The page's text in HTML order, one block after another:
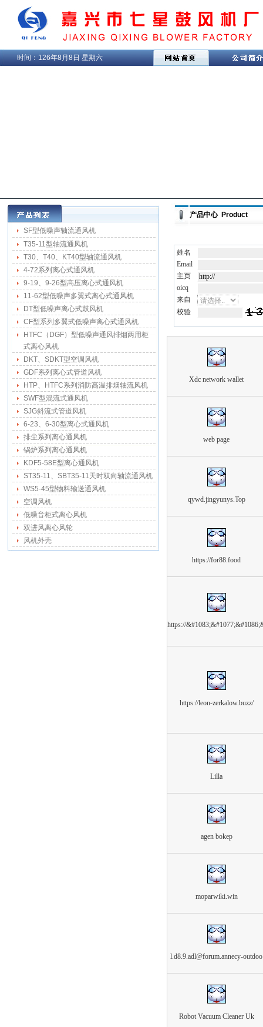
时间： 126年8月8日 星期六
SF型低噪声轴流通风机
T35-11型轴流通风机
T30、T40、KT40型轴流通风机
4-72系列离心式通风机
9-19、9-26型高压离心式通风机
11-62型低噪声多翼式离心式通风机
DT型低噪声离心式鼓风机
CF型系列多翼式低噪声离心式通风机
HTFC（DGF）型低噪声通风排烟两用柜
式离心风机
DKT、SDKT型空调风机
GDF系列离心式管道风机
HTP、HTFC系列消防高温排烟轴流风机
SWF型混流式通风机
SJG斜流式管道风机
6-23、6-30型离心式通风机
排尘系列离心通风机
锅炉系列离心通风机
KDF5-58E型离心通风机
ST35-11、SBT35-11天时双向轴流通风机
WS5-45型物料输送通风机
空调风机
低噪音柜式离心风机
双进风离心风轮
风机外壳
产品中心 Product
姓名
Email
主页
oicq
来自
校验
Xdc network wallet
web page
qywd.jingyunys.Top
https://for88.food
https://
https://leon-zerkalow.buzz/
Lilla
agen bokep
moparwiki.win
l.d8.9.adl@forum.annecy-outdoo
Robot Vacuum Cleaner Uk